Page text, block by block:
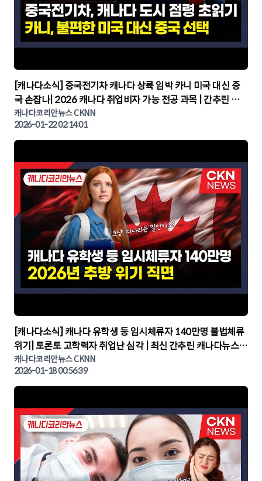
▶
[캐나다소식] 중국전기차 캐나다 상륙 임박 카니 미국 대신 중
국 손잡나| 2026 캐나다 취업비자 가능 전공 과목 | 간추린 캐
나다뉴스 | CKNNEWS, 캐나다코리안뉴스
캐나다코리안뉴스 CKNN
2026-01-22 02:14:01
▶
[캐나다소식] 캐나다 유학생 등 임시체류자 140만명 불법체류
위기| 토론토 고학력자 취업난 심각 | 최신 간추린 캐나다뉴스 |
CKNNEWS, 캐나다코리안뉴스
캐나다코리안뉴스 CKNN
2026-01-18 00:56:39